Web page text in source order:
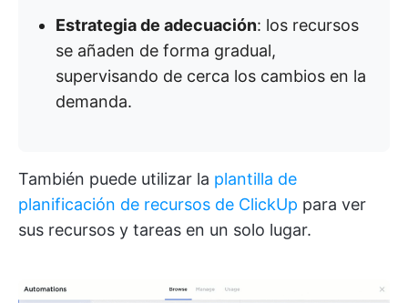
Estrategia de adecuación: los recursos
se añaden de forma gradual,
supervisando de cerca los cambios en la
demanda.
También puede utilizar la plantilla de
planificación de recursos de ClickUp para ver
sus recursos y tareas en un solo lugar.